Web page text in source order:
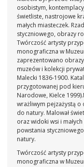
osobistym,
świetliste, nastrojowe
małych miasteczek.
styczniowego, obrazy
Twórczość artysty
monograficzna w
zaprezentowano
muzeów i kolekcji
Malecki 1836-1900.
przygotowanej pod
Narodowe, Kielce
wrażliwym pejzażystą
do natury. Malował
oraz widoki wsi i
powstania
natury.
Twórczość artysty
monograficzna w